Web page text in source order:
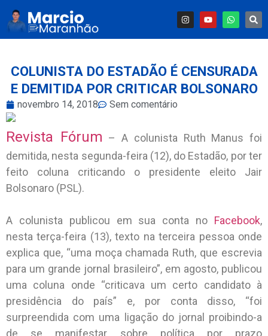
COLUNISTA DO ESTADÃO É CENSURADA
E DEMITIDA POR CRITICAR BOLSONARO
novembro 14, 2018 Sem comentário
Revista Fórum – A colunista Ruth Manus foi
demitida, nesta segunda-feira (12), do Estadão, por ter
feito coluna criticando o presidente eleito Jair
Bolsonaro (PSL).
A colunista publicou em sua conta no Facebook,
nesta terça-feira (13), texto na terceira pessoa onde
explica que, “uma moça chamada Ruth, que escrevia
para um grande jornal brasileiro”, em agosto, publicou
uma coluna onde “criticava um certo candidato à
presidência do país” e, por conta disso, “foi
surpreendida com uma ligação do jornal proibindo-a